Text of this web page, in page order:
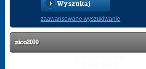
Wyszukaj
zaawansowane wyszukiwanie
nico2010